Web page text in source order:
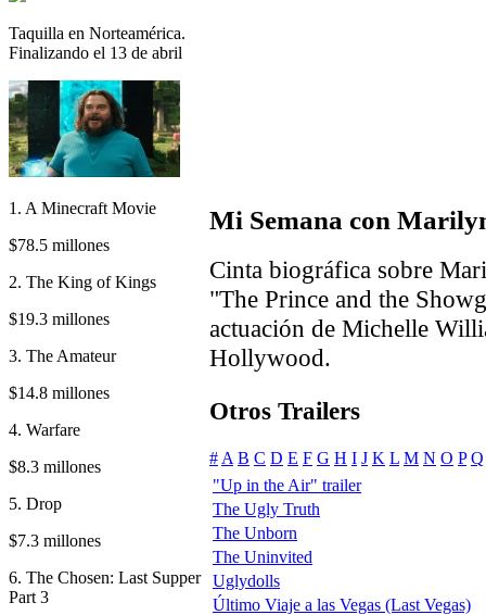
Taquilla en Norteamérica.
Finalizando el 13 de abril
1. A Minecraft Movie
$78.5 millones
2. The King of Kings
$19.3 millones
3. The Amateur
$14.8 millones
4. Warfare
$8.3 millones
5. Drop
$7.3 millones
6. The Chosen: Last Supper
Part 3
Mi Semana con
Cinta biográfica sobre
"The Prince and the
actuación de Michelle
Hollywood.
Otros Trailers
# A B C D E F G H I J K L M N O P Q
"Up in the Air" trailer
The Ugly Truth
The Unborn
The Uninvited
Uglydolls
Último Viaje a las Vegas (Last Vegas)